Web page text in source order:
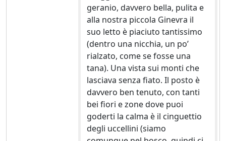
geranio, davvero bella, pulita e
alla nostra piccola Ginevra il
suo letto è piaciuto tantissimo
(dentro una nicchia, un po’
rialzato, come se fosse una
tana). Una vista sui monti che
lasciava senza fiato. Il posto è
davvero ben tenuto, con tanti
bei fiori e zone dove puoi
goderti la calma è il cinguettio
degli uccellini (siamo